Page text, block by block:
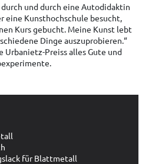
durch und durch eine Autodidaktin
eine Kunsthochschule besucht,
Kurs gebucht. Meine Kunst lebt
Dinge auszuprobieren.“
Urbanietz-Preiss alles Gute und
für Blattmetall